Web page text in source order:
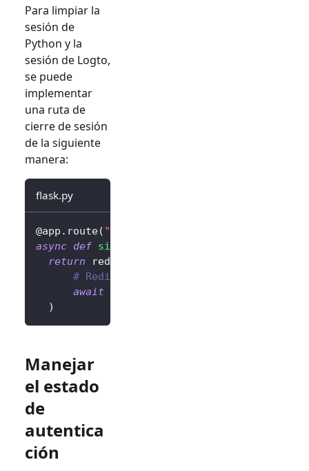
Para limpiar la
sesión de
Python y la
sesión de Logto,
se puede
implementar
una ruta de
cierre de sesión
de la siguiente
manera:
flask.py
@app . route( "/sign-out"
async def sign_out
return redirect
# Redirige al usuario a la página de
await
)
Manejar
el estado
de
autentica
ción